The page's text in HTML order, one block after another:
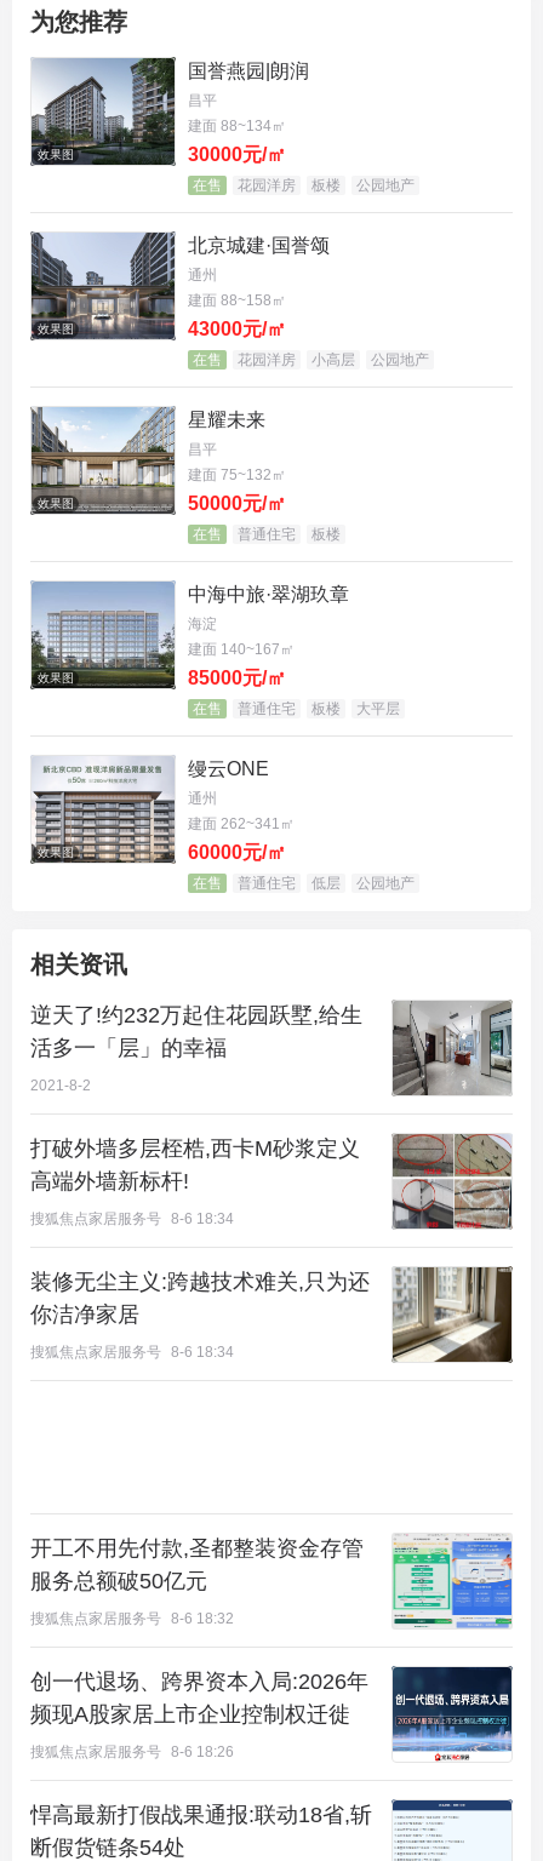
从二维空间跃升至三维立体居住空间，为居住格局带
来革命性改变。
旭辉城89平米下跃样板间实景图
用的居家空间翻倍增长。同时，百变功能格局、多样
空间结构，也让私属健身房、家庭影院、儿童天地等
拓展功能都可轻松实现。
旭辉城89平米下跃户型图
透明晶幕 自上而下的灿然
俗话说，没有窗户的只能叫地下室，通风采光好的才
叫下跃。
旭辉城89平米下跃样板间实景图
旭辉城花园跃墅规划南北双面超大采光窗井，为下跃
层引入充足直射自然光的同时，也营造出一方通透
茶，感受生活的美好！
为您推荐
效果图
国誉燕园|朗润
昌平
建面 88~134㎡
30000元/㎡
在售 花园洋房 板楼 公园地产
效果图
北京城建·国誉颂
通州
建面 88~158㎡
43000元/㎡
在售 花园洋房 小高层 公园地产
效果图
星耀未来
昌平
建面 75~132㎡
50000元/㎡
在售 普通住宅 板楼
效果图
中海中旅·翠湖玖章
海淀
建面 140~167㎡
85000元/㎡
在售 普通住宅 板楼 大平层
效果图
缦云ONE
通州
建面 262~341㎡
60000元/㎡
在售 普通住宅 低层 公园地产
相关资讯
逆天了!约232万起住花园跃墅,给生
活多一「层」的幸福
2021-8-2
打破外墙多层桎梏,西卡M砂浆定义
高端外墙新标杆!
搜狐焦点家居服务号 8-6 18:34
装修无尘主义:跨越技术难关,只为还
你洁净家居
搜狐焦点家居服务号 8-6 18:34
开工不用先付款,圣都整装资金存管
服务总额破50亿元
搜狐焦点家居服务号 8-6 18:32
创一代退场、跨界资本入局:2026年
频现A股家居上市企业控制权迁徙
搜狐焦点家居服务号 8-6 18:26
悍高最新打假战果通报:联动18省,斩
断假货链条54处